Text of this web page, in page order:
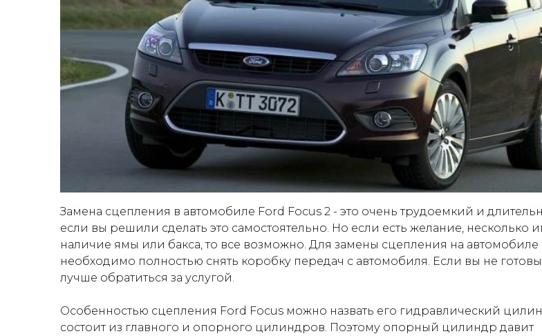
Замена сцепления в автомобиле Ford Focus 2 - это очень трудоемкий и
если вы решили сделать это самостоятельно. Но если есть желание, несколько
наличие ямы или бакса, то все возможно. Для замены сцепления на автомобиле
необходимо полностью снять коробку передач с автомобиля. Если вы не готовы
лучше обратиться за услугой.
Особенностью сцепления Ford Focus можно назвать его гидравлический
состоит из главного и опорного цилиндров. Поэтому опорный цилиндр давит